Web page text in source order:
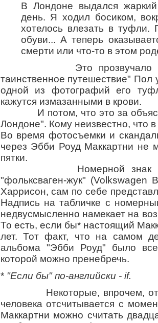
В Лондоне выдался
день. Я ходил босиком,
хотелось влезать в
обуви... А теперь
смерти или что-то в этом
Это прозвучало
таинственное путешествие"
одной из фотографий его
кажутся измазанными в крови.
И потом, что это за
Лондоне". Кому неизвестно, что
Во время фотосъемки и
через Эбби Роуд Маккартни не
пятки.
Номерной знак
"фольксваген-жук"
Харрисон, сам по себе
Надпись на табличке с
недвусмысленно намекает на
То есть, если бы* настоящий
лет. Тот факт, что на самом
альбома "Эбби Роуд" было
которой можно пренебречь.
* "Если бы" по-английски - if.
Некоторые, впрочем,
человека отсчитывается с
Маккартни можно считать